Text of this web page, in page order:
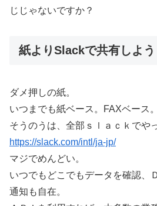
じじゃないですか？
紙よりSlackで共有しよう
ダメ押しの紙。
いつまでも紙ベース。FAXベース。
そうのうは、全部ｓｌａｃｋでや
https://slack.com/intl/ja-jp/
マジでめんどい。
いつでもどこでもデータを確認、
通知も自在。